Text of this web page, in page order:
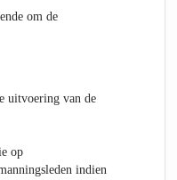
om de
uitvoering van de
op
indien